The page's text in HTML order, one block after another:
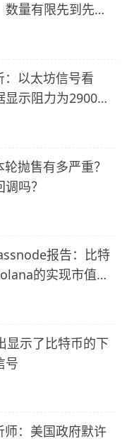
数量有限先到先
以太坊信号看
示阻力为2900美
抛售有多严重？
吗？
报告：比特
的实现市值增
显示了比特币的下
号
：美国政府默许